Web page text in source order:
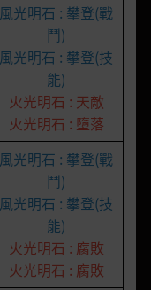
風光明石 : 攀登(戰
鬥)
風光明石 : 攀登(技
能)
火光明石 : 天敵
火光明石 : 墮落
風光明石 : 攀登(戰
鬥)
風光明石 : 攀登(技
能)
火光明石 : 腐敗
火光明石 : 腐敗